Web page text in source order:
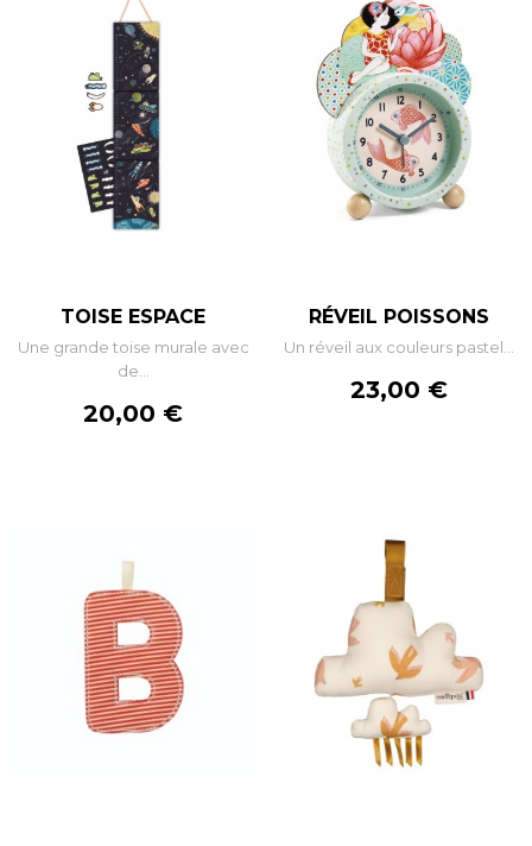
TOISE ESPACE
Une grande toise murale avec
de...
Prix
20,00 €
RÉVEIL POISSONS
Un réveil aux couleurs pastel...
Prix
23,00 €